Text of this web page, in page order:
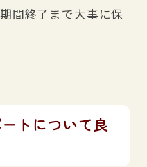
間終了まで大事に保
トについて良